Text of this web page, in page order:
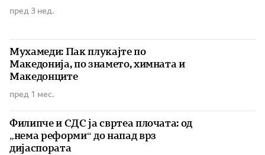
пред 3 нед.
Мухамеди: Пак плукајте по
Македонија, по знамето, химната и
Македонците
пред 1 мес.
Филипче и СДС ја свртеа плочата: од
„нема реформи“ до напад врз
дијаспората